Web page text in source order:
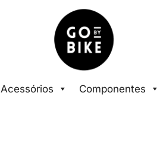
Go By Bike
The Urban Bike Shop
Acessórios Componentes